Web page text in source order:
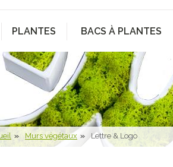
PLANTES BACS À PLANTES
Murs végétaux Lettre & Logo